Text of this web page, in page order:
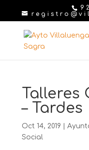
Talleres
– Tardes
Oct 14, 2019
Social